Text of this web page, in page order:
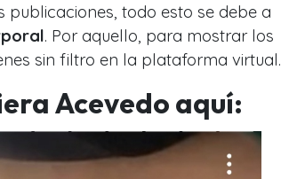
publicaciones, todo esto se debe a
. Por aquello, para mostrar los
sin filtro en la plataforma virtual.
Acevedo aquí: